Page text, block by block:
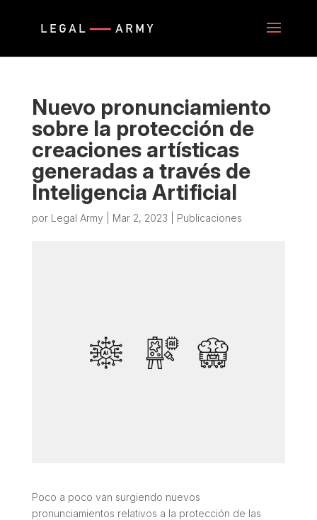
Nuevo pronunciamiento
sobre la protección de
creaciones artísticas
generadas a través de
Inteligencia Artificial
por Legal Army Mar 2, 2023 Publicaciones
Poco a poco van surgiendo nuevos
pronunciamientos relativos a la protección de las